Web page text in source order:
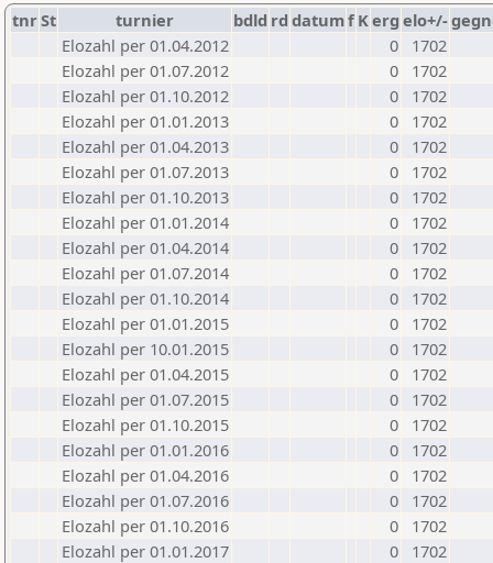
tnrSt turnier bdld rd datumf Kerg elo+/-
Elozahl per 01.04.2012
0
1702
Elozahl per 01.07.2012
0
1702
Elozahl per 01.10.2012
0
1702
Elozahl per 01.01.2013
0
1702
Elozahl per 01.04.2013
0
1702
Elozahl per 01.07.2013
0
1702
Elozahl per 01.10.2013
0
1702
Elozahl per 01.01.2014
0
1702
Elozahl per 01.04.2014
0
1702
Elozahl per 01.07.2014
0
1702
Elozahl per 01.10.2014
0
1702
Elozahl per 01.01.2015
0
1702
Elozahl per 10.01.2015
0
1702
Elozahl per 01.04.2015
0
1702
Elozahl per 01.07.2015
0
1702
Elozahl per 01.10.2015
0
1702
Elozahl per 01.01.2016
0
1702
Elozahl per 01.04.2016
0
1702
Elozahl per 01.07.2016
0
1702
Elozahl per 01.10.2016
0
1702
Elozahl per 01.01.2017
0
1702